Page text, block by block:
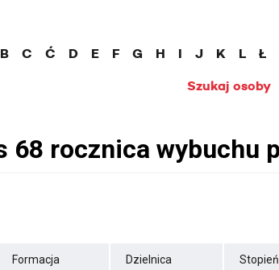
B C Ć D E F G H I J K L Ł
Szukaj osoby
Formacja Dzielnica Stopień